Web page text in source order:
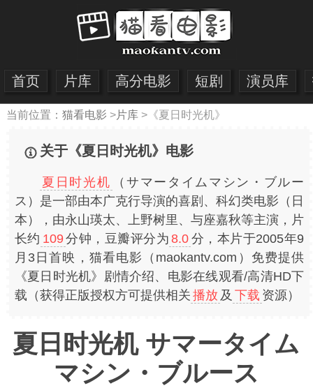
首页 片库 高分电影 短剧 演员库
当前位置： 猫看电影 >片库>《夏日时光机》
关于《夏日时光机》电影
夏日时光机
（サマータイムマシン・ブルー
ス）是一部由本广克行导演的喜剧、科幻类电影（日
本），由永山瑛太、上野树里、与座嘉秋等主演，片
长约 109分钟，豆瓣评分为 8.0 分，本片于2005年9
月3日首映，猫看电影（maokantv.com）免费提供
《夏日时光机》剧情介绍、电影在线观看/高清HD下
载（获得正版授权方可提供相关 播放 及 下载 资源）
夏日时光机 サマータイム
マシン・ブルース